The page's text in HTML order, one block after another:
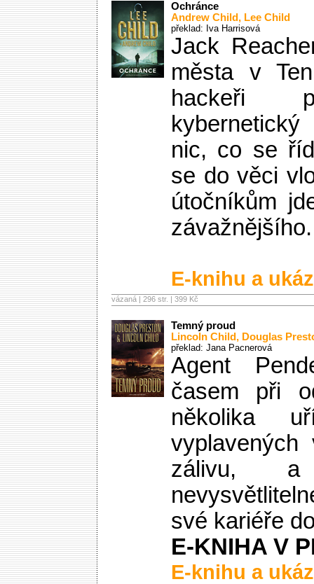
Ochránce
Andrew Child , Lee Child
překlad: Iva Harrisová
Jack
města v
hackeři
nic, co se
se do věci
útočníkům
závažnějšího.
E-knihu a
vázaná | 296 str. | 399 Kč
Temný proud
Lincoln Child , Douglas
překlad: Jana Pacnerová
Agent
časem při
několika
vyplavených
zálivu,
své kariéře
E-KNIHA V
E-knihu a